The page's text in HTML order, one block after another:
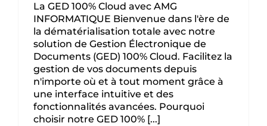
La GED 100% Cloud avec AMG
INFORMATIQUE Bienvenue dans l'ère de
la dématérialisation totale avec notre
solution de Gestion Électronique de
Documents (GED) 100% Cloud. Facilitez la
gestion de vos documents depuis
n'importe où et à tout moment grâce à
une interface intuitive et des
fonctionnalités avancées. Pourquoi
choisir notre GED 100% [...]